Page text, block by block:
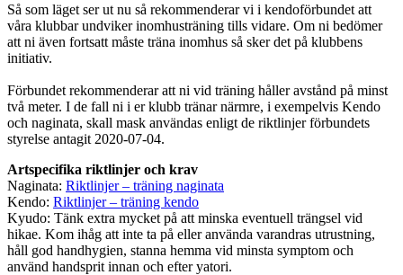
Så som läget ser ut nu så rekommenderar vi i kendoförbundet att
våra klubbar undviker inomhusträning tills vidare. Om ni bedömer
att ni även fortsatt måste träna inomhus så sker det på klubbens
initiativ.
Förbundet rekommenderar att ni vid träning håller avstånd på minst
två meter. I de fall ni i er klubb tränar närmre, i exempelvis Kendo
och naginata, skall mask användas enligt de riktlinjer förbundets
styrelse antagit 2020-07-04.
Artspecifika riktlinjer och krav
Naginata: Riktlinjer – träning naginata
Kendo: Riktlinjer – träning kendo
Kyudo: Tänk extra mycket på att minska eventuell trängsel vid
hikae. Kom ihåg att inte ta på eller använda varandras utrustning,
håll god handhygien, stanna hemma vid minsta symptom och
använd handsprit innan och efter yatori.